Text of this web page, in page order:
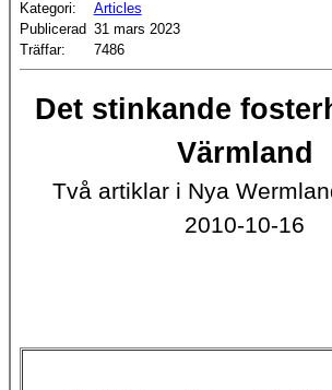
Kategori:
Articles
Publicerad 31 mars 2023
Träffar:
7486
Det stinkande
Värmland
Två artiklar i Nya
2010-10-16